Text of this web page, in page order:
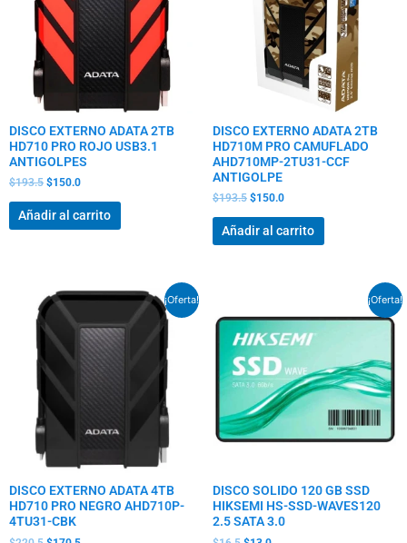
DISCO EXTERNO ADATA 2TB
HD710 PRO ROJO USB3.1
ANTIGOLPES
$193.5 $150.0
Añadir al carrito
DISCO EXTERNO ADATA 2TB
HD710M PRO CAMUFLADO
AHD710MP-2TU31-CCF
ANTIGOLPE
$193.5 $150.0
Añadir al carrito
¡Oferta!
DISCO EXTERNO ADATA 4TB
HD710 PRO NEGRO AHD710P-
4TU31-CBK
El
precio
original
era:
$220.5.
El
actual
es:
$170.5.
¡Oferta!
DISCO SOLIDO 120 GB SSD
HIKSEMI HS-SSD-WAVES120
2.5 SATA 3.0
original
era:
$16.5.
actual
es: